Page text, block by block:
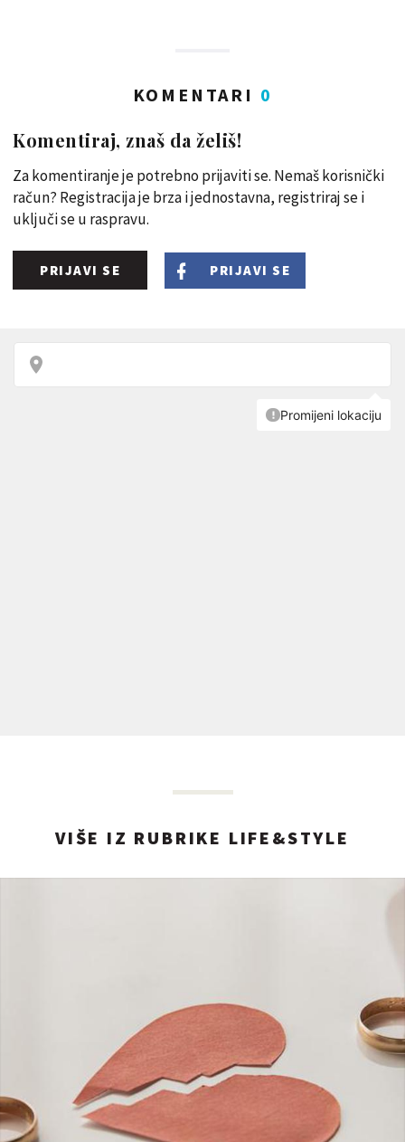
KOMENTARI 0
Komentiraj, znaš da želiš!
Za komentiranje je potrebno prijaviti se. Nemaš korisnički
račun? Registracija je brza i jednostavna, registriraj se i
uključi se u raspravu.
PRIJAVI SE PRIJAVI SE
VIŠE IZ RUBRIKE LIFE&STYLE